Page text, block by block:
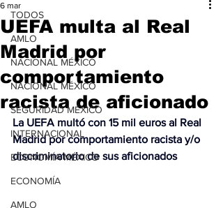
TODOS
AMLO
NACIONAL MÉXICO
NACIONAL MÉXICO
SEGURIDAD MÉXICO
INTERNACIONAL
ECONOMÍA MÉXICO
ECONOMÍA
AMLO
UEFA multa al Real
Madrid por
comportamiento
racista de aficionado
6 mar
La UEFA multó con 15 mil euros al Real
Madrid por comportamiento racista y/o
discriminatorio de sus aficionados